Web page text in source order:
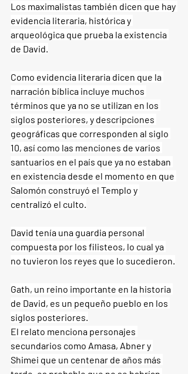
Los maximalistas también dicen que hay
evidencia literaria, histórica y
arqueológica que prueba la existencia
de David.
Como evidencia literaria dicen que la
narración bíblica incluye muchos
términos que ya no se utilizan en los
siglos posteriores, y descripciones
geográficas que corresponden al siglo
10, así como las menciones de varios
santuarios en el país que ya no estaban
en existencia desde el momento en que
Salomón construyó el Templo y
centralizó el culto.
David tenía una guardia personal
compuesta por los filisteos, lo cual ya
no tuvieron los reyes que lo sucedieron.
Gath, un reino importante en la historia
de David, es un pequeño pueblo en los
siglos posteriores.
El relato menciona personajes
secundarios como Amasa, Abner y
Shimei que un centenar de años más